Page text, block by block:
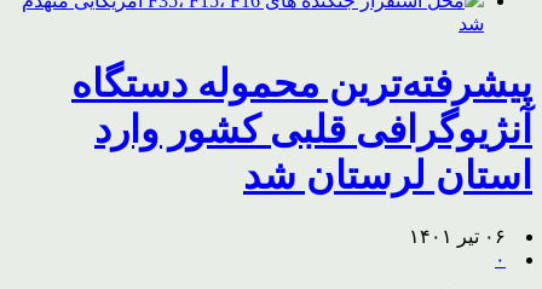
شد
پیشرفته‌ترین محموله دستگاه
آنژیوگرافی قلبی کشور وارد
استان لرستان شد
۰۶ تیر ۱۴۰۱
۰